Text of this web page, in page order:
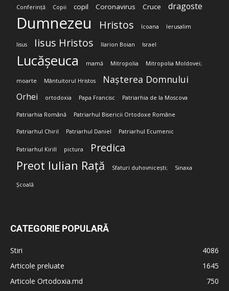
Conferință Copii copil Coronavirus Cruce dragoste
Dumnezeu Hristos Icoana Ierusalim
Iisus Iisus Hristos Ilarion Boian Israel
Lucășeuca mamă Mitropolia Mitropolia Moldovei;
moarte Mântuitorul Hristos Nașterea Domnului
Orhei ortodoxia Papa Francisc Patriarhia de la Moscova
Patriarhia Română Patriarhul Bisericii Ortodoxe Române
Patriarhul Chiril Patriarhul Daniel Patriarhul Ecumenic
Patriarhul Kirill pictura Predica
Preot Iulian Rață Sfaturi duhovnicești; Sinaxa
Școală
CATEGORIE POPULARĂ
Stiri
4086
Articole preluate
1645
Articole Ortodoxia.md
750